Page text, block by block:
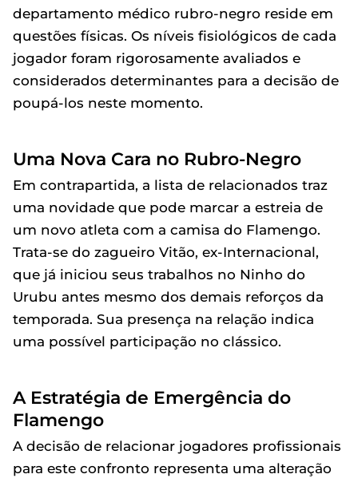
departamento médico rubro-negro reside em
questões físicas. Os níveis fisiológicos de cada
jogador foram rigorosamente avaliados e
considerados determinantes para a decisão de
poupá-los neste momento.
Uma Nova Cara no Rubro-Negro
Em contrapartida, a lista de relacionados traz
uma novidade que pode marcar a estreia de
um novo atleta com a camisa do Flamengo.
Trata-se do zagueiro Vitão, ex-Internacional,
que já iniciou seus trabalhos no Ninho do
Urubu antes mesmo dos demais reforços da
temporada. Sua presença na relação indica
uma possível participação no clássico.
A Estratégia de Emergência do
Flamengo
A decisão de relacionar jogadores profissionais
para este confronto representa uma alteração